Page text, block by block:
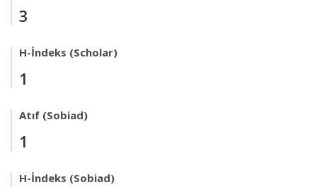
3
H-İndeks (Scholar)
1
Atıf (Sobiad)
1
H-İndeks (Sobiad)